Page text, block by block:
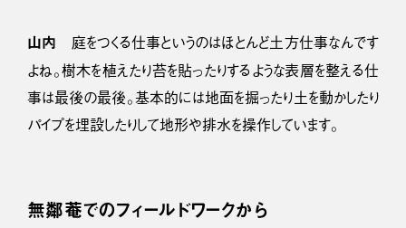
山内 庭をつくる仕事というのはほとんど土方仕事なんです
よね。樹木を植えたり苔を貼ったりするような表層を整える仕
事は最後の最後。基本的には地面を掘ったり土を動かしたり
パイプを埋設したりして地形や排水を操作しています。
無鄰菴でのフィールドワークから